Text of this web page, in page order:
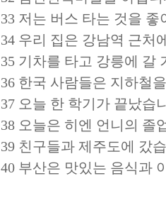
33 저는 버스 타는 것을 좋
34 우리 집은 강남역 근처
35 기차를 타고 강릉에 갈
36 한국 사람들은 지하철
37 오늘 한 학기가 끝났습
38 오늘은 히엔 언니의 졸
39 친구들과 제주도에 갔
40 부산은 맛있는 음식과